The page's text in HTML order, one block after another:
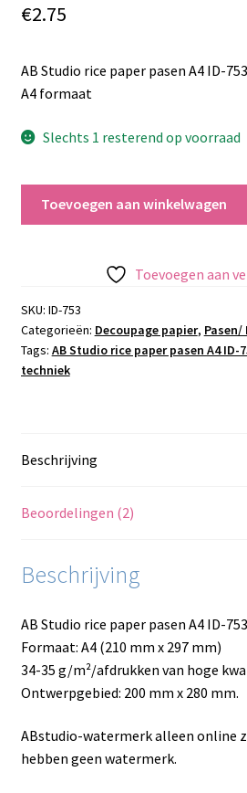
€2.75
AB Studio rice paper pasen A4 ID-
A4 formaat
Slechts 1 resterend op voorraad
A4
ID-
7531
aantal
Toevoegen aan winkelwagen
Toevoegen aan
SKU: ID-753
Categorieën: Decoupage papier, Pasen/
Tags: AB Studio rice paper pasen A4 ID-
techniek
Beschrijving
Beoordelingen (2)
Beschrijving
AB Studio rice paper pasen A4 ID-
Formaat: A4 (210 mm x 297 mm)
34-35 g/m²/afdrukken van hoge
Ontwerpgebied: 200 mm x 280 mm.
ABstudio-watermerk alleen online
hebben geen watermerk.